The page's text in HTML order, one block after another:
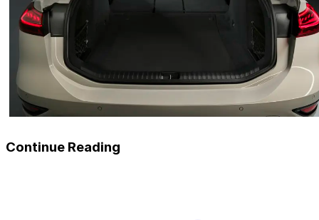
Continue Reading